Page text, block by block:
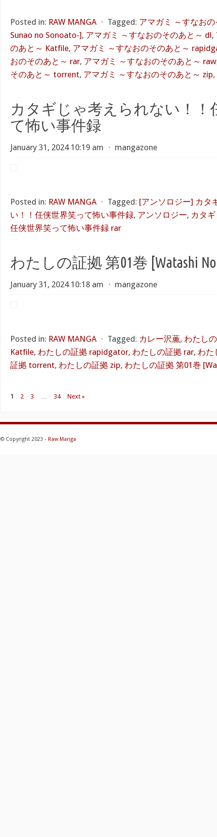
Posted in: RAW MANGA ⋅ Tagged: アマガミ ～すなお
Sunao no Sonoato-], アマガミ ～すなおのそのあと～ dl,
のあと～ Katfile, アマガミ ～すなおのそのあと～
おのそのあと～ rar, アマガミ ～すなおのそのあと～ raw
そのあと～ torrent, アマガミ ～すなおのそのあと～ zip,
カタギじゃ考えられない！！
て怖い事件録
January 31, 2024 10:19 am ⋅ mangazone
Posted in: RAW MANGA ⋅ Tagged: [アンソロジー] カタ
い！！任侠世界笑って怖い事件録, アンソロジー, カタ
任侠世界笑って怖い事件録 rar
わたしの証拠 第01巻 [Watashi No
January 31, 2024 10:18 am ⋅ mangazone
Posted in: RAW MANGA ⋅ Tagged: カレー沢薫, わたし
Katfile, わたしの証拠 rapidgator, わたしの証拠 rar, わた
証拠 torrent, わたしの証拠 zip, わたしの証拠 第01巻
1 2 3 … 34 Next »
© Copyright 2023 - Raw Manga